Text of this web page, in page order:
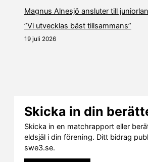
Magnus Alnesjö ansluter till
”Vi utvecklas bäst tillsammans”
19 juli 2026
Skicka in din
Skicka in en matchrapport eller
eldsjäl i din förening. Ditt bidrag
swe3.se.